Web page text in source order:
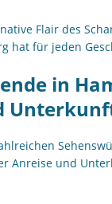
Flair des
hat für jeden
in
Anreise und